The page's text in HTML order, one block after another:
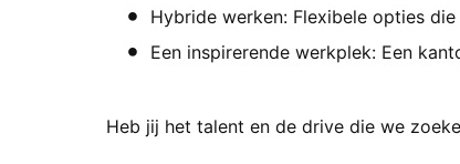
Hybride werken: Flexibele opties
Een inspirerende werkplek: Een
Heb jij het talent en de drive die we